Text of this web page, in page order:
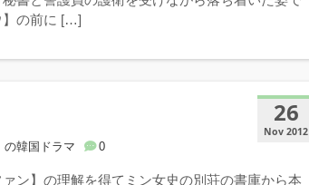
】の前に […]
26
Nov 2012
の韓国ドラマ 0
ン】の理解を得てミン女史の別荘の書庫から本